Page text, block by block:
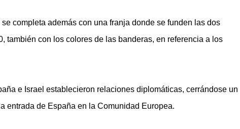
completa además con una franja donde se funden las dos
también con los colores de las banderas, en referencia a los
e Israel establecieron relaciones diplomáticas, cerrándose un
entrada de España en la Comunidad Europea.